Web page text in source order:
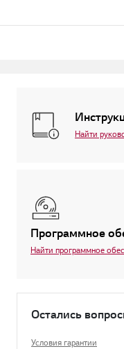
Найти
Программное
Найти программное
Остались
Условия гарантии